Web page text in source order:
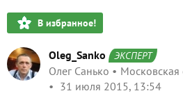
В избранное!
Oleg_Sanko ЭКСПЕРТ
Олег Санько
Московская
31 июля 2015, 13:54